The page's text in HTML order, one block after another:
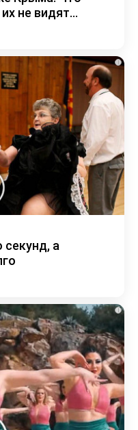
не видят...
i
секунд, а
i